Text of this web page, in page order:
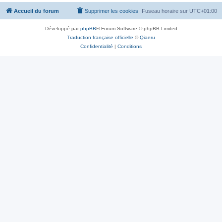
Accueil du forum Fuseau horaire sur UTC+01:00
Supprimer les cookies
Développé parphpBB® Forum Software © phpBB Limited
Traduction française officielle ©Qiaeru
Confidentialité | Conditions